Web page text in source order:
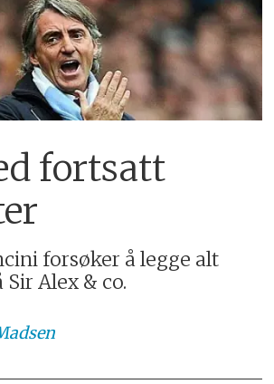
fortsatt
forsøker å legge alt
Alex & co.